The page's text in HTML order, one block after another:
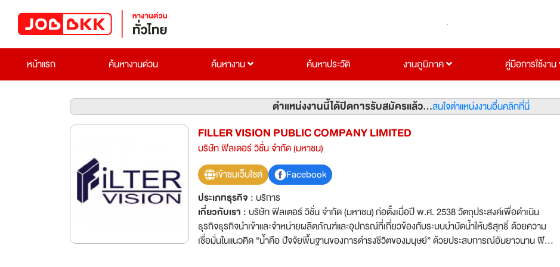
หน้าแรก
ค้นหางานด่วน ค้นหางาน ค้นหาประวัติ งานภูมิภาค คู่มือการใช้งาน
ตำแหน่งงานนี้ได้ปิดการรับสมัครแล้ว...สนใจตำแหน่งงานอื่นคลิกที่นี่
FILLER VISION PUBLIC COMPANY LIMITED
บริษัท ฟิลเตอร์ วิชั่น จำกัด (มหาชน)
เข้าชมเว็บไซต์
Facebook
ประเภทธุรกิจ :บริการ
เกี่ยวกับเรา :บริษัท ฟิลเตอร์ วิชั่น จำกัด (มหาชน) ก่อตั้งเมื่อปี พ.ศ. 2538 วัตถุประสงค์เพื่อดำเนิน
ธุรกิจธุรกิจนำเข้าและจำหน่ายผลิตภัณฑ์และอุปกรณ์ที่เกี่ยวข้องกับระบบบำบัดน้ำให้บริสุทธิ์ ด้วยความ
เชื่อมั่นในแนวคิด “น้ำคือ ปัจจัยพื้นฐานของการดำรงชีวิตของมนุษย์” ด้วยประสบการณ์อันยาวนาน ฟิล